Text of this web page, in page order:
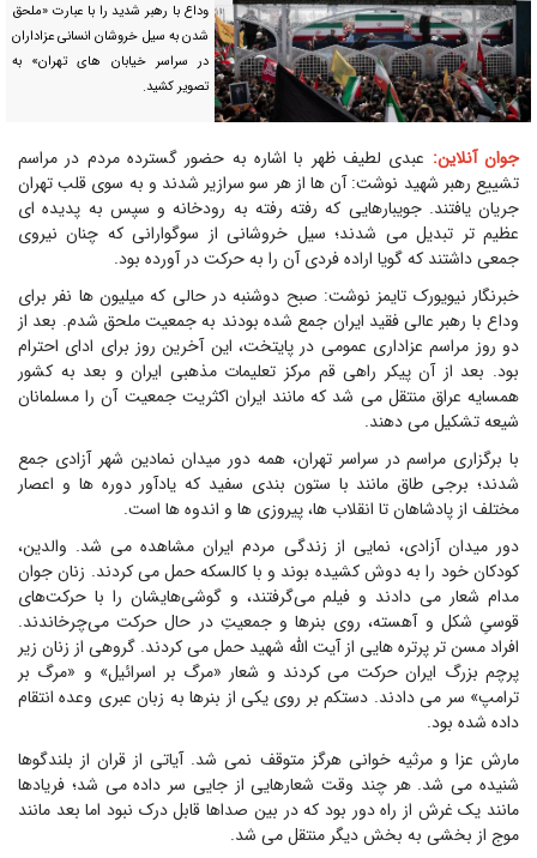
وداع با رهبر شدید را با عبارت «ملحق
شدن به سیل خروشان انسانی عزاداران
در سراسر خیابان های تهران» به
تصویر کشید.
جوان آنلاین: عبدی لطیف ظهر با اشاره به حضور گسترده مردم در مراسم
تشییع رهبر شهید نوشت: آن ها از هر سو سرازیر شدند و به سوی قلب تهران
جریان یافتند. جویبارهایی که رفته رفته به رودخانه و سپس به پدیده ای
عظیم تر تبدیل می شدند؛ سیل خروشانی از سوگوارانی که چنان نیروی
جمعی داشتند که گویا اراده فردی آن را به حرکت در آورده بود.
خبرنگار نیویورک تایمز نوشت: صبح دوشنبه در حالی که میلیون ها نفر برای
وداع با رهبر عالی فقید ایران جمع شده بودند به جمعیت ملحق شدم. بعد از
دو روز مراسم عزاداری عمومی در پایتخت، این آخرین روز برای ادای احترام
بود. بعد از آن پیکر راهی قم مرکز تعلیمات مذهبی ایران و بعد به کشور
همسایه عراق منتقل می شد که مانند ایران اکثریت جمعیت آن را مسلمانان
شیعه تشکیل می دهند.
با برگزاری مراسم در سراسر تهران، همه دور میدان نمادین شهر آزادی جمع
شدند؛ برجی طاق مانند با ستون بندی سفید که یادآور دوره ها و اعصار
مختلف از پادشاهان تا انقلاب ها، پیروزی ها و اندوه ها است.
دور میدان آزادی، نمایی از زندگی مردم ایران مشاهده می شد. والدین،
کودکان خود را به دوش کشیده بوند و با کالسکه حمل می کردند. زنان جوان
مدام شعار می دادند و فیلم می‌گرفتند، و گوشی‌هایشان را با حرکت‌های
قوسیِ شکل و آهسته، روی بنرها و جمعیتِ در حال حرکت می‌چرخاندند.
افراد مسن تر پرتره هایی از آیت الله شهید حمل می کردند. گروهی از زنان زیر
پرچم بزرگ ایران حرکت می کردند و شعار «مرگ بر اسرائیل» و «مرگ بر
ترامپ» سر می دادند. دستکم بر روی یکی از بنرها به زبان عبری وعده انتقام
داده شده بود.
مارش عزا و مرثیه خوانی هرگز متوقف نمی شد. آیاتی از قران از بلندگوها
شنیده می شد. هر چند وقت شعارهایی از جایی سر داده می شد؛ فریادها
مانند یک غرش از راه دور بود که در بین صداها قابل درک نبود اما بعد مانند
موج از بخشی به بخش دیگر منتقل می شد.